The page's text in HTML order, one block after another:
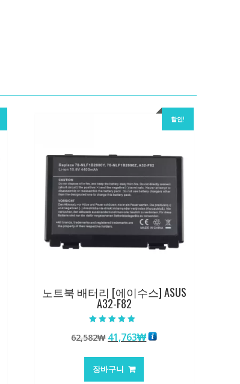
할인!
노트북 배터리 [에이수스] ASUS
A32-F82
5.00
로 평가됨
62,582₩ 원
가
격:
41,763₩현
장바구니